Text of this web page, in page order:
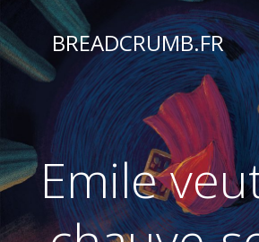
Aller
au
contenu
BREADCRUMB.FR
Emile